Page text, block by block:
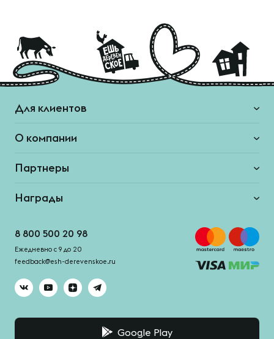
Для клиентов
О компании
Партнеры
Награды
8 800 500 20 98
Ежедневно с 9 до 20
feedback@esh-derevenskoe.ru
Google Play